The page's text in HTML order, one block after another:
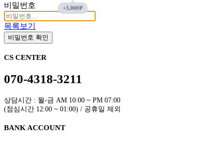
비밀번호
목록보기
비밀번호 확인
CS CENTER
070-4318-3211
상담시간 : 월-금 AM 10:00 ~ PM 07:00
(점심시간 12:00 ~ 01:00) / 공휴일 제외
BANK ACCOUNT